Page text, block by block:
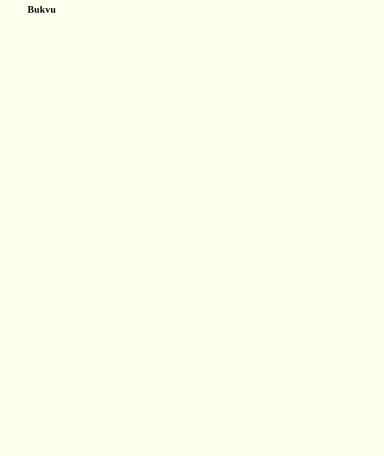
Bukvu